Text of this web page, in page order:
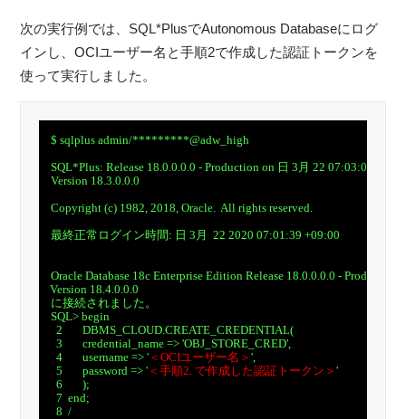
次の実行例では、SQL*PlusでAutonomous Databaseにログ
インし、OCIユーザー名と手順2で作成した認証トークンを
使って実行しました。
$ sqlplus admin/*********@adw_high
SQL*Plus: Release 18.0.0.0.0 - Production on 日 3月 22 07:03:05 2020
Version 18.3.0.0.0
Copyright (c) 1982, 2018, Oracle.  All rights reserved.
最終正常ログイン時間: 日 3月  22 2020 07:01:39 +09:00
Oracle Database 18c Enterprise Edition Release 18.0.0.0.0 - Production
Version 18.4.0.0.0
に接続されました。
SQL> begin
2	DBMS_CLOUD.CREATE_CREDENTIAL(
3  	credential_name => 'OBJ_STORE_CRED',
4  	username => ' ＜OCIユーザー名＞',
5  	password => ' ＜手順2. で作成した認証トークン＞'
6	);
7  end;
8  /